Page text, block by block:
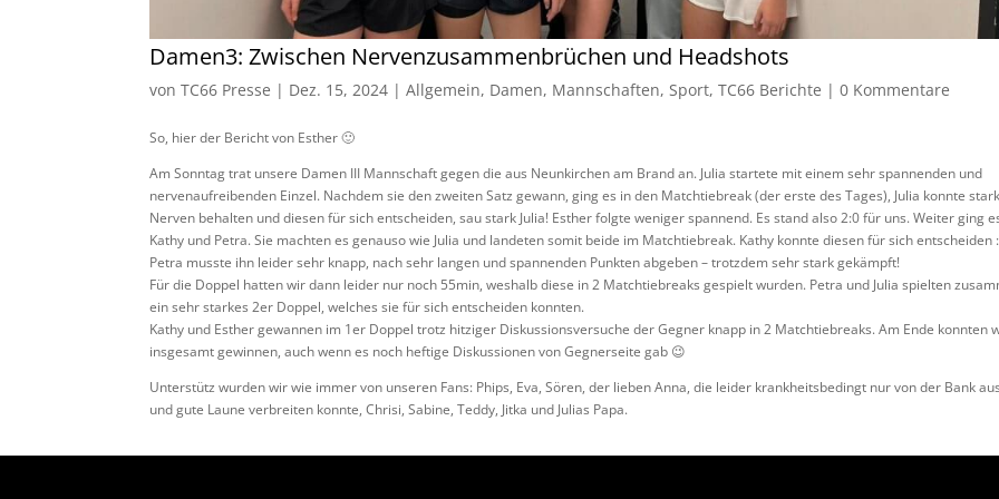
Damen3: Zwischen Nervenzusammenbrüchen und Headshots
vonTC66 Presse | Dez. 15, 2024 |Allgemein, Damen, Mannschaften,Sport,TC66 Berichte |0 Kommentare
So, hier der Bericht von Esther 🙂
Am Sonntag trat unsere Damen III Mannschaft gegen die aus Neunkirchen am Brand an. Julia startete mit einem sehr spannenden und
nervenaufreibenden Einzel. Nachdem sie den zweiten Satz gewann, ging es in den Matchtiebreak (der erste des Tages), Julia konnte
Nerven behalten und diesen für sich entscheiden, sau stark Julia! Esther folgte weniger spannend. Es stand also 2:0 für uns. Weiter ging
Kathy und Petra. Sie machten es genauso wie Julia und landeten somit beide im Matchtiebreak. Kathy konnte diesen für sich entscheiden
Petra musste ihn leider sehr knapp, nach sehr langen und spannenden Punkten abgeben – trotzdem sehr stark gekämpft!
Für die Doppel hatten wir dann leider nur noch 55min, weshalb diese in 2 Matchtiebreaks gespielt wurden. Petra und Julia spielten
ein sehr starkes 2er Doppel, welches sie für sich entscheiden konnten.
Kathy und Esther gewannen im 1er Doppel trotz hitziger Diskussionsversuche der Gegner knapp in 2 Matchtiebreaks. Am Ende konnten
insgesamt gewinnen, auch wenn es noch heftige Diskussionen von Gegnerseite gab 😉
Unterstütz wurden wir wie immer von unseren Fans: Phips, Eva, Sören, der lieben Anna, die leider krankheitsbedingt nur von der Bank
und gute Laune verbreiten konnte, Chrisi, Sabine, Teddy, Jitka und Julias Papa.